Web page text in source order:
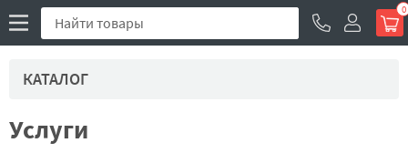
0
КАТАЛОГ
Услуги